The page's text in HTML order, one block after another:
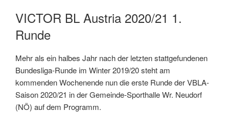
VICTOR BL Austria 2020/21 1.
Runde
Mehr als ein halbes Jahr nach der letzten stattgefundenen
Bundesliga-Runde im Winter 2019/20 steht am
kommenden Wochenende nun die erste Runde der VBLA-
Saison 2020/21 in der Gemeinde-Sporthalle Wr. Neudorf
(NÖ) auf dem Programm.